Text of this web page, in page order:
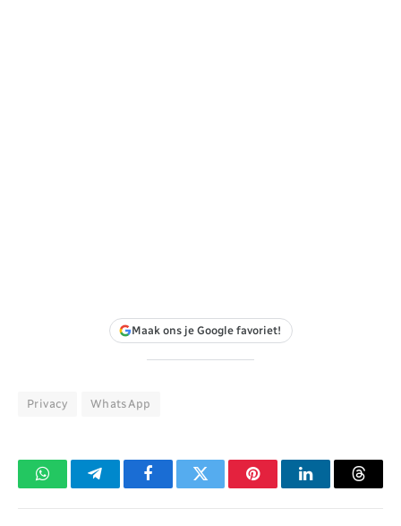
Maak ons je Google favoriet!
Privacy WhatsApp
WhatsAppTelegramFacebookTwitter PinterestLinkedIn